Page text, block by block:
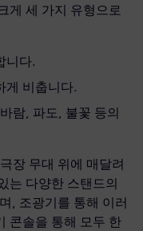
게 세 가지 유형으로
니다.
게 비춥니다.
람, 파도, 불꽃 등의
장 무대 위에 매달려
는 다양한 스탠드의
, 조광기를 통해 이러
콘솔을 통해 모두 한